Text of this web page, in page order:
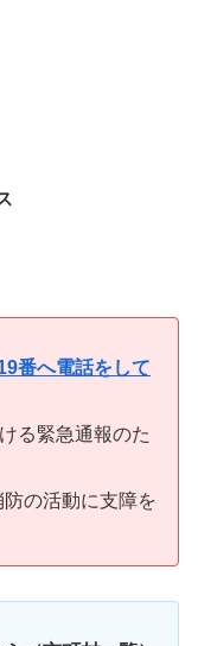
番へ電話をして
る緊急通報のた
の活動に支障を